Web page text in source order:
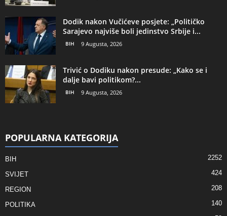
Dodik nakon Vučićeve posjete: „Političko
Sarajevo najviše boli jedinstvo Srbije i...
BIH 9 Augusta, 2026
Trivić o Dodiku nakon presude: „Kako se i
dalje bavi politikom?...
BIH 9 Augusta, 2026
POPULARNA KATEGORIJA
BIH 2252
SVIJET 424
REGION 208
POLITIKA
140